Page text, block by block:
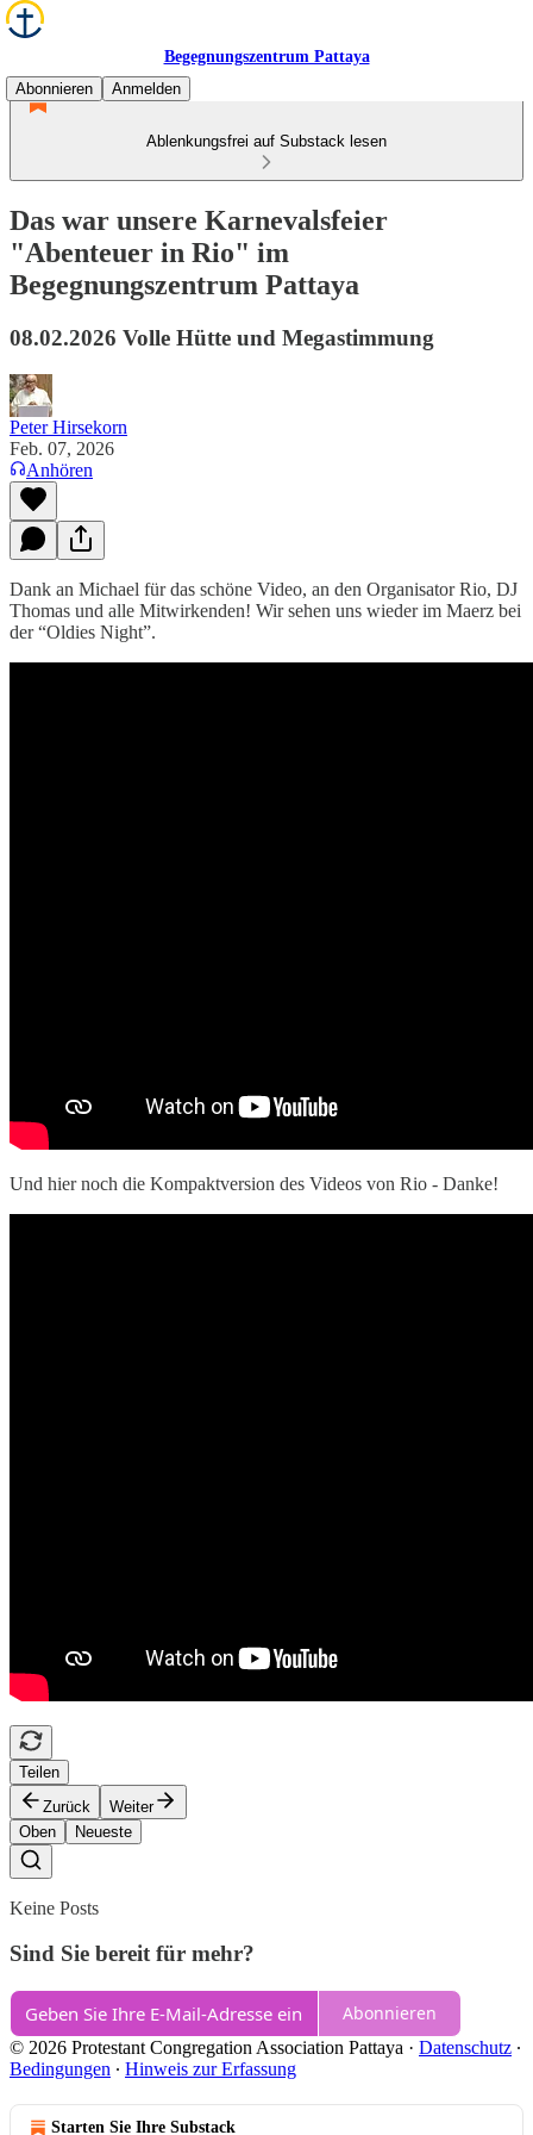
Begegnungszentrum Pattaya
Abonnieren
Anmelden
Ablenkungsfrei auf Substack lesen
Das war unsere Karnevalsfeier
"Abenteuer in Rio" im
Begegnungszentrum Pattaya
08.02.2026 Volle Hütte und Megastimmung
Peter Hirsekorn
Feb. 07, 2026
Anhören
Dank an Michael für das schöne Video, an den Organisator Rio, DJ
Thomas und alle Mitwirkenden! Wir sehen uns wieder im Maerz bei
der “Oldies Night”.
Und hier noch die Kompaktversion des Videos von Rio - Danke!
Teilen
Zurück
Weiter
Oben
Neueste
Keine Posts
Sind Sie bereit für mehr?
Abonnieren
© 2026 Protestant Congregation Association Pattaya · Datenschutz ∙
Bedingungen ∙ Hinweis zur Erfassung
Starten Sie Ihre Substack